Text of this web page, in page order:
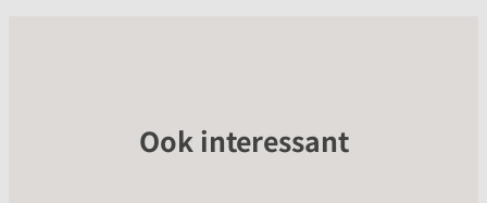
Ook interessant